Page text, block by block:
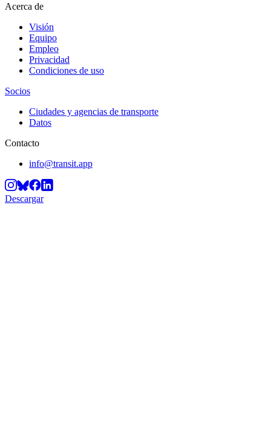
Acerca de
Visión
Equipo
Empleo
Privacidad
Condiciones de uso
Socios
Ciudades y agencias de transporte
Datos
Contacto
info@transit.app
Descargar